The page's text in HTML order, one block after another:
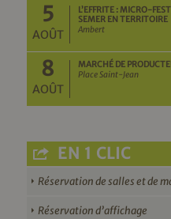
5
AOÛT
L’EFFRITE : MICRO-
SEMER EN TERRITOIRE
Ambert
8
AOÛT
MARCHÉ DE
Place Saint-Jean
EN 1 CLIC
Réservation de salles et de
Réservation d’affichage